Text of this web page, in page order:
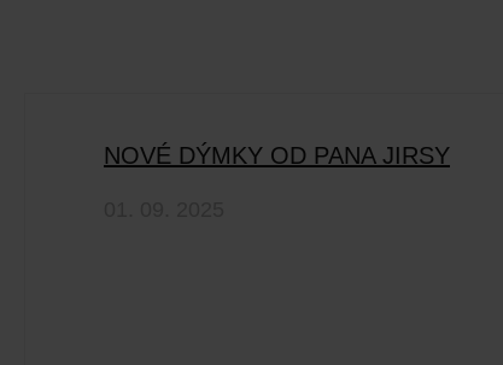
NOVÉ DÝMKY OD PANA JIRSY